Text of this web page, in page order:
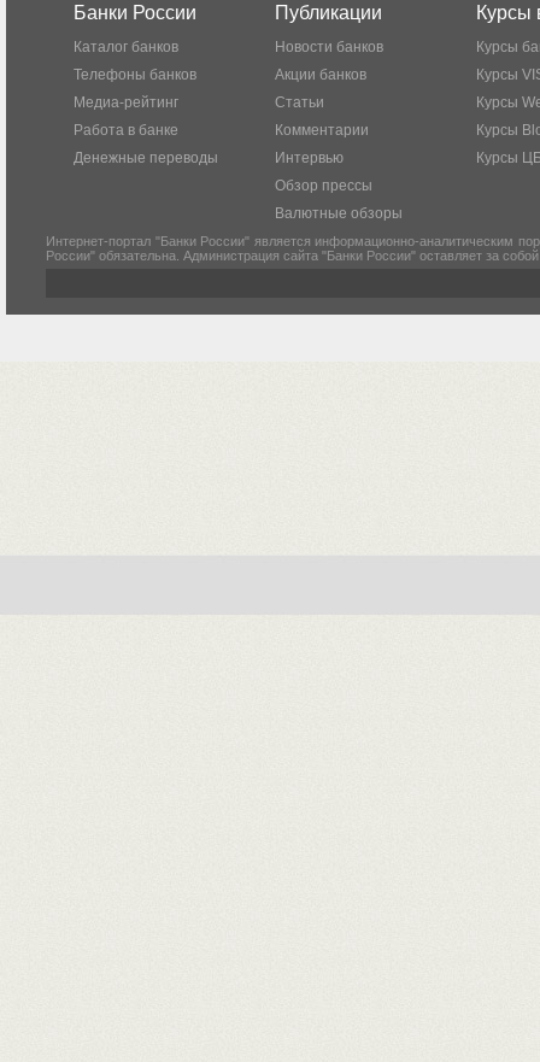
Банки России
Каталог банков
Телефоны банков
Медиа-рейтинг
Работа в банке
Денежные переводы
Публикации
Новости банков
Акции банков
Статьи
Комментарии
Интервью
Обзор прессы
Валютные обзоры
Курсы
Курсы
Курсы
Курсы
Курсы
Курсы
Интернет-портал "Банки России" является информационно-аналитическим
России" обязательна. Администрация сайта "Банки России" оставляет за